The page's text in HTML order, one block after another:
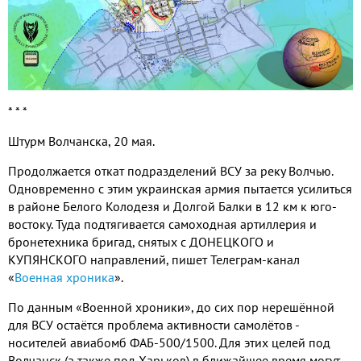
* * *
Штурм Волчанска, 20 мая.
Продолжается откат подразделений ВСУ за реку Волчью.
Одновременно с этим украинская армия пытается усилиться
в районе Белого Колодезя и Долгой Балки в 12 км к юго-
востоку. Туда подтягивается самоходная артиллерия и
бронетехника бригад, снятых с ДОНЕЦКОГО и
КУПЯНСКОГО направлений, пишет Телеграм-канал
«Военная хроника».
По данным «Военной хроники», до сих пор нерешённой
для ВСУ остаётся проблема активности самолётов -
носителей авиабомб ФАБ-500/1500. Для этих целей под